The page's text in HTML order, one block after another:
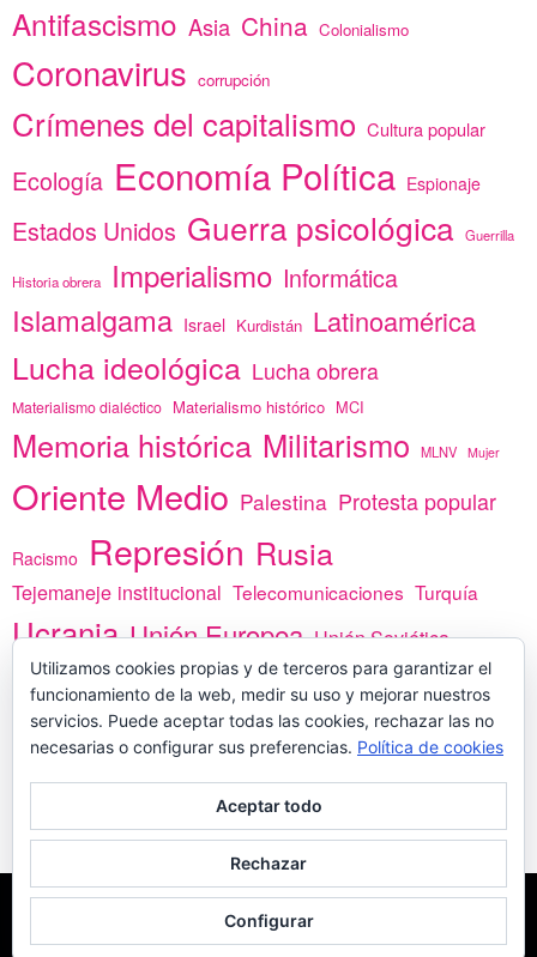
Antifascismo Asia China Colonialismo
Coronavirus corrupción
Crímenes del capitalismo Cultura popular
Ecología Economía Política Espionaje
Estados Unidos Guerra psicológica Guerrilla
Historia obrera Imperialismo Informática
Islamalgama Israel Kurdistán Latinoamérica
Lucha ideológica Lucha obrera
Materialismo dialéctico Materialismo histórico MCI
Memoria histórica Militarismo MLNV Mujer
Oriente Medio Palestina Protesta popular
Racismo Represión Rusia
Tejemaneje institucional Telecomunicaciones Turquía
Ucrania Unión Europea Unión Soviética
vacunas Yemen África
PREGÚNTANOS
MADE WITH
PORWPLOOK THEMES
Utilizamos cookies propias y de terceros para garantizar el
funcionamiento de la web, medir su uso y mejorar nuestros
servicios. Puede aceptar todas las cookies, rechazar las no
necesarias o configurar sus preferencias. Política de cookies
Aceptar todo
Rechazar
Configurar